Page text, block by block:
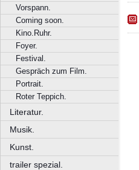
Vorspann.
Coming soon.
Kino.Ruhr.
Foyer.
Festival.
Gespräch zum Film.
Portrait.
Roter Teppich.
Literatur.
Musik.
Kunst.
trailer spezial.